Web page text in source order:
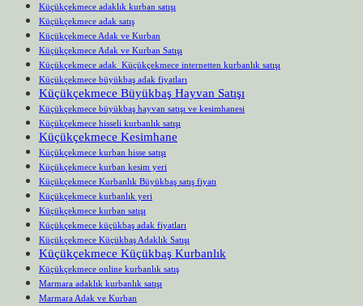
Küçükçekmece adaklık kurban satışı
Küçükçekmece adak satış
Küçükçekmece Adak ve Kurban
Küçükçekmece Adak ve Kurban Satışı
Küçükçekmece adak Küçükçekmece internetten kurbanlık satışı
Küçükçekmece büyükbaş adak fiyatları
Küçükçekmece Büyükbaş Hayvan Satışı
Küçükçekmece büyükbaş hayvan satışı ve kesimhanesi
Küçükçekmece hisseli kurbanlık satışı
Küçükçekmece Kesimhane
Küçükçekmece kurban hisse satışı
Küçükçekmece kurban kesim yeri
Küçükçekmece Kurbanlık Büyükbaş satış fiyatı
Küçükçekmece kurbanlık yeri
Küçükçekmece kurban satışı
Küçükçekmece küçükbaş adak fiyatları
Küçükçekmece Küçükbaş Adaklık Satışı
Küçükçekmece Küçükbaş Kurbanlık
Küçükçekmece online kurbanlık satış
Marmara adaklık kurbanlık satışı
Marmara Adak ve Kurban